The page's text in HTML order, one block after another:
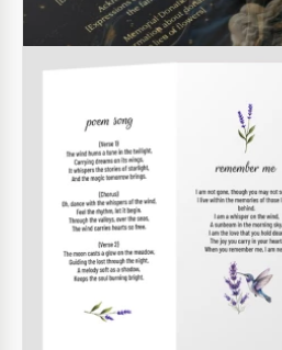
Modelo de Programa
Modelo de Programa de
Google Docs
Modelo de Programa
Funeral Dobrável
Google Docs